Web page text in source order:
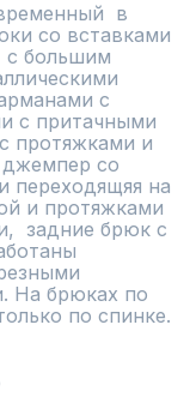
в
со вставками
с большим
с
с притачными
протяжками и
джемпер со
переходящяя на
и протяжками
задние брюк с
На брюках по
по спинке.